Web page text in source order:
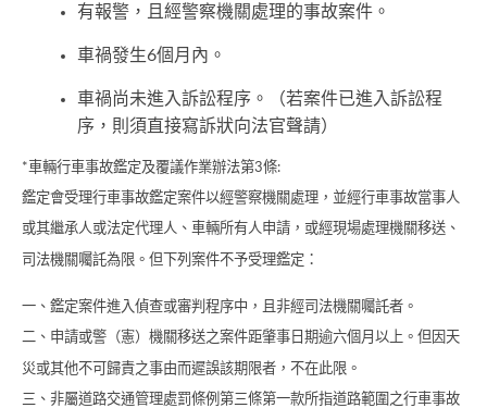
有報警，且經警察機關處理的事故案件。
車禍發生6個月內。
車禍尚未進入訴訟程序。（若案件已進入訴訟程
序，則須直接寫訴狀向法官聲請）
*車輛行車事故鑑定及覆議作業辦法第3條:
鑑定會受理行車事故鑑定案件以經警察機關處理，並經行車事故當事人
或其繼承人或法定代理人、車輛所有人申請，或經現場處理機關移送、
司法機關囑託為限。但下列案件不予受理鑑定：
一、鑑定案件進入偵查或審判程序中，且非經司法機關囑託者。
二、申請或警（憲）機關移送之案件距肇事日期逾六個月以上。但因天
災或其他不可歸責之事由而遲誤該期限者，不在此限。
三、非屬道路交通管理處罰條例第三條第一款所指道路範圍之行車事故